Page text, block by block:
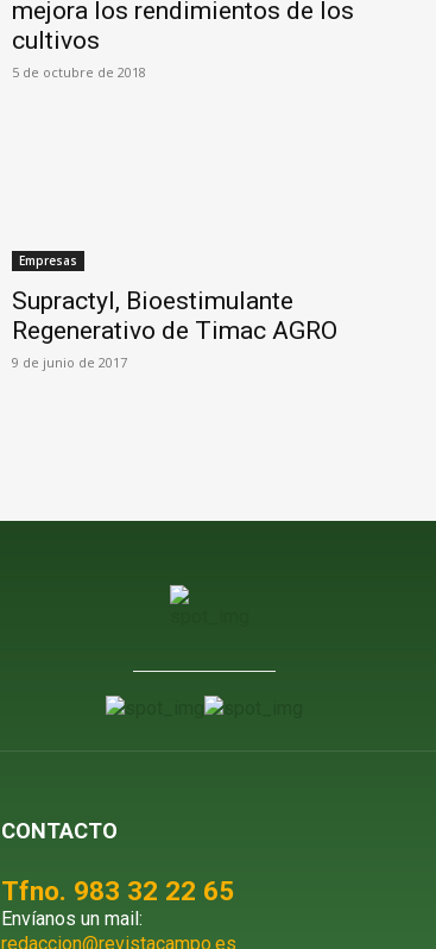
mejora los rendimientos de los
cultivos
5 de octubre de 2018
Empresas
Supractyl, Bioestimulante
Regenerativo de Timac AGRO
9 de junio de 2017
CONTACTO
Tfno. 983 32 22 65
Envíanos un mail:
redaccion@revistacampo.es